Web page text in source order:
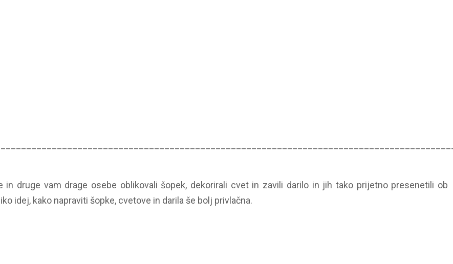
druge vam drage osebe oblikovali šopek, dekorirali cvet in zavili darilo in jih tako prijetno presenetili ob
idej, kako napraviti šopke, cvetove in darila še bolj privlačna.